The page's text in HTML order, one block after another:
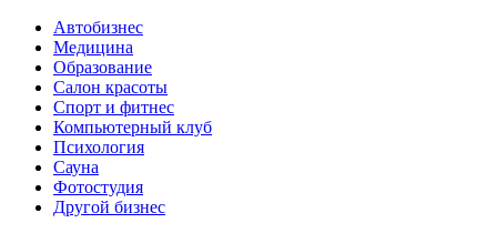
Автобизнес
Медицина
Образование
Салон красоты
Спорт и фитнес
Компьютерный клуб
Психология
Сауна
Фотостудия
Другой бизнес